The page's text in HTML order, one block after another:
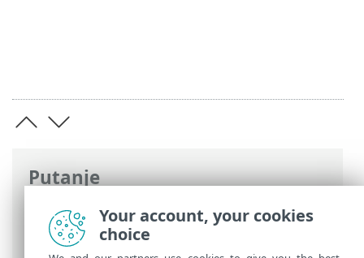
Putanje
ESET-ova online pomoć> ESET PROTECT
On-Prem
>Započni
ESET PROTECT Web-
konzola > Prilagodba filtara i izgleda
Your account, your cookies
choice